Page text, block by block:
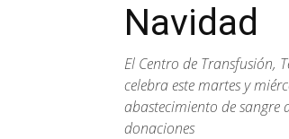
Navidad
El Centro de Transfusión,
celebra este martes y
abastecimiento de sangre
donaciones